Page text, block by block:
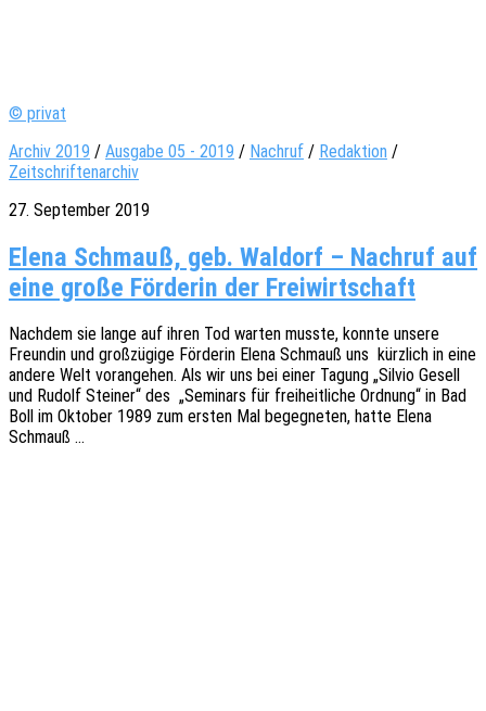
© privat
Archiv 2019 / Ausgabe 05 - 2019 / Nachruf / Redaktion /
Zeitschriftenarchiv
27. September 2019
Elena Schmauß, geb. Waldorf – Nachruf auf
eine große Förderin der Freiwirtschaft
Nach­dem sie lange auf ihren Tod warten musste, konnte unsere
Freun­din und groß­zü­gi­ge Förde­rin Elena Schm­auß uns kürz­lich in eine
andere Welt voran­ge­hen. Als wir uns bei einer Tagung „Silvio Gesell
und Rudolf Stei­ner“ des „Semi­nars für frei­heit­li­che Ordnung“ in Bad
Boll im Okto­ber 1989 zum ersten Mal begeg­ne­ten, hatte Elena
Schmauß …